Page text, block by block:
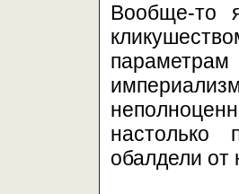
Вообще-то
параметрам
настолько
обалдели от